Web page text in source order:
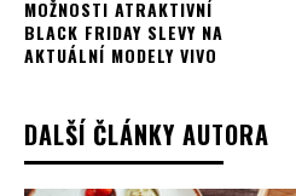
MOŽNOSTI ATRAKTIVNÍ
BLACK FRIDAY SLEVY NA
AKTUÁLNÍ MODELY VIVO
DALŠÍ ČLÁNKY AUTORA